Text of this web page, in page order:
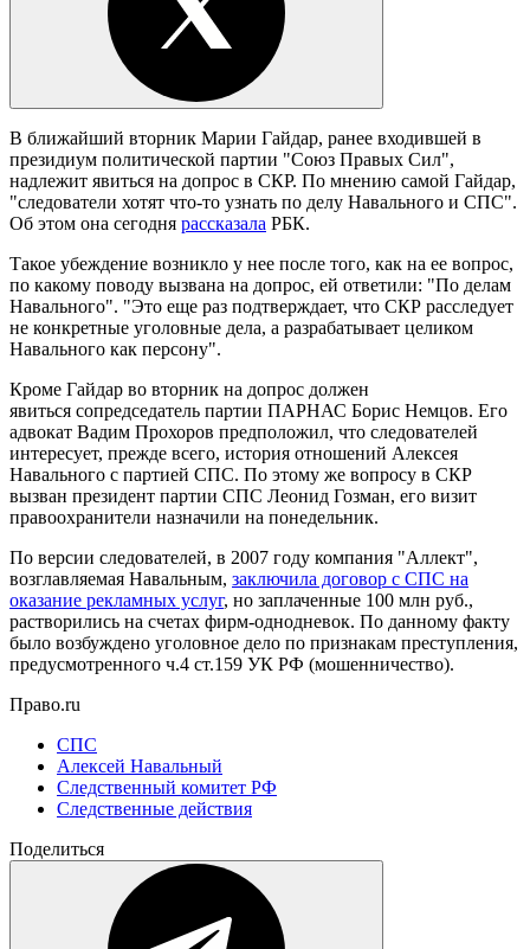
В ближайший вторник Марии Гайдар, ранее входившей в
президиум политической партии "Союз Правых Сил",
надлежит явиться на допрос в СКР. По мнению самой Гайдар,
"следователи хотят что-то узнать по делу Навального и СПС".
Об этом она сегодня рассказала РБК.
Такое убеждение возникло у нее после того, как на ее вопрос,
по какому поводу вызвана на допрос, ей ответили: "По делам
Навального". "Это еще раз подтверждает, что СКР расследует
не конкретные уголовные дела, а разрабатывает целиком
Навального как персону".
Кроме Гайдар во вторник на допрос должен
явиться сопредседатель партии ПАРНАС Борис Немцов. Его
адвокат Вадим Прохоров предположил, что следователей
интересует, прежде всего, история отношений Алексея
Навального с партией СПС. По этому же вопросу в СКР
вызван президент партии СПС Леонид Гозман, его визит
правоохранители назначили на понедельник.
По версии следователей, в 2007 году компания "Аллект",
возглавляемая Навальным, заключила договор с СПС на
оказание рекламных услуг, но заплаченные 100 млн руб.,
растворились на счетах фирм-однодневок. По данному факту
было возбуждено уголовное дело по признакам преступления,
предусмотренного ч.4 ст.159 УК РФ (мошенничество).
Право.ru
СПС
Алексей Навальный
Следственный комитет РФ
Следственные действия
Поделиться